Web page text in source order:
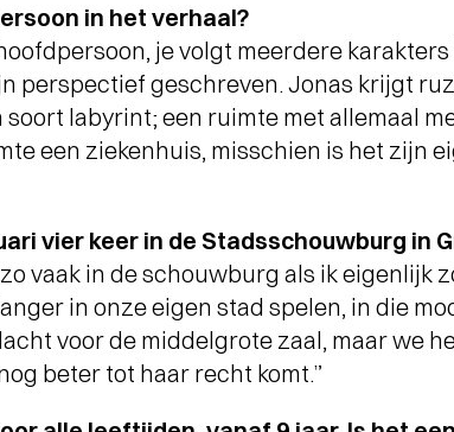
Interview
WET WET WET- Love Is All
in het verhaal?
je volgt meerdere
perspectief geschreven. Jonas krijgt
soort labyrint; een ruimte met allemaal
een ziekenhuis, misschien is het zijn
vier keer in de Stadsschouwburg in
vaak in de schouwburg als ik eigenlijk
in onze eigen stad spelen, in die
voor de middelgrote zaal, maar we
beter tot haar recht komt.”